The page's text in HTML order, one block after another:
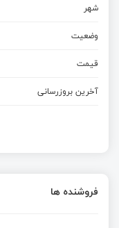
شهر
وضعیت
قیمت
آخرین بروزرسانی
فروشنده ها